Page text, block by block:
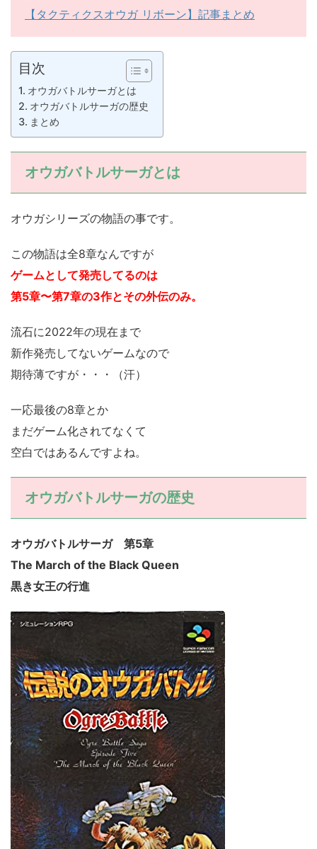
【タクティクスオウガ リボーン】記事まとめ
目次
オウガバトルサーガとは
オウガバトルサーガの歴史
まとめ
オウガバトルサーガとは
オウガシリーズの物語の事です。
この物語は全8章なんですが
ゲームとして発売してるのは
第5章〜第7章の3作とその外伝のみ。
流石に2022年の現在まで
新作発売してないゲームなので
期待薄ですが・・・（汗）
一応最後の8章とか
まだゲーム化されてなくて
空白ではあるんですよね。
オウガバトルサーガの歴史
オウガバトルサーガ 第5章
The March of the Black Queen
黒き女王の行進